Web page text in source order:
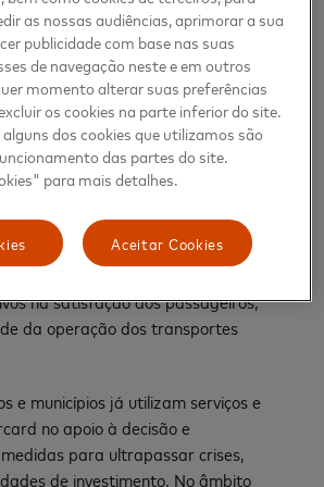
dos que utilizam transportes.”
representa também eficiência e
de venda e coleta de tarifas dos
com impacto ambiental
redução da pegada de carbono, por
o papel e a pesada
já implementadas pela
na satisfação dos passageiros,
da operação dos transportes
e municípios já utilizam serviços e
no apoio à decisão e
para ultrapassar crises,
de investimento. No âmbito
as nossas audiências, aprimorar a sua
publicidade com base nas suas
de navegação neste e em outros
momento alterar suas preferências
os cookies na parte inferior do site.
dos cookies que utilizamos são
das partes do site.
para mais detalhes.
Aceitar Cookies